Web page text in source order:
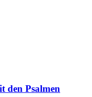
den Psalmen